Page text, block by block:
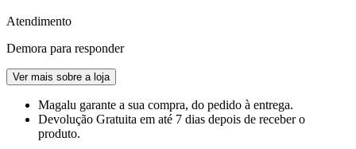
Atendimento
Demora para responder
Ver mais sobre a loja
Magalu garante a sua compra, do pedido à entrega.
Devolução Gratuita em até 7 dias depois de receber o
produto.